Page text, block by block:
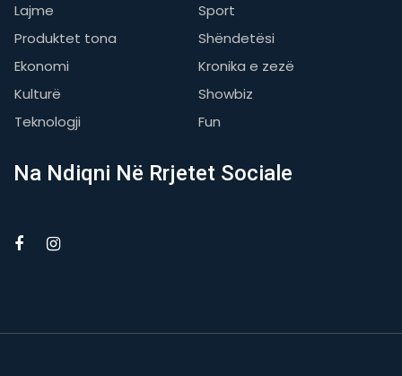
Lajme
Sport
Produktet tona
Shëndetësi
Ekonomi
Kronika e zezë
Kulturë
Showbiz
Teknologji
Fun
Na Ndiqni Në Rrjetet Sociale